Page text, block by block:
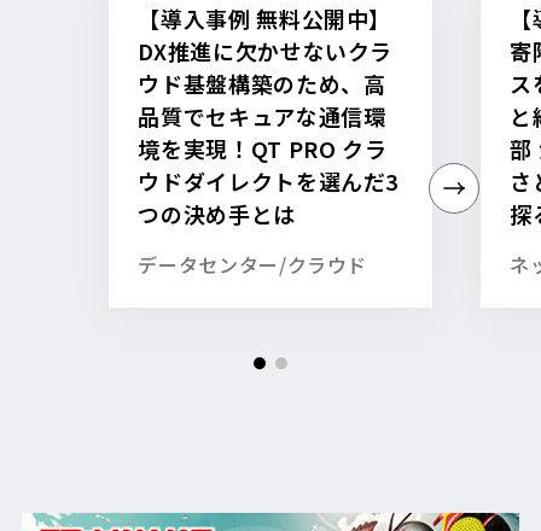
【導入事例 無料公開中】
DX推進に欠かせないクラ
ウド基盤構築のため、高
品質でセキュアな通信環
境を実現！QT PRO クラ
ウドダイレクトを選んだ3
つの決め手とは
データセンター/クラウド
寄
ス
部
さ
探
ネ